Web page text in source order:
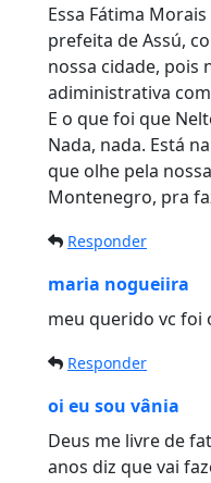
Essa Fátima
prefeita de Assú,
nossa cidade, pois
adiministrativa
E o que foi que
Nada, nada. Está
que olhe pela
Montenegro, pra
Responder
maria nogueiira
meu querido vc foi
Responder
oi eu sou vânia
Deus me livre de
anos diz que vai